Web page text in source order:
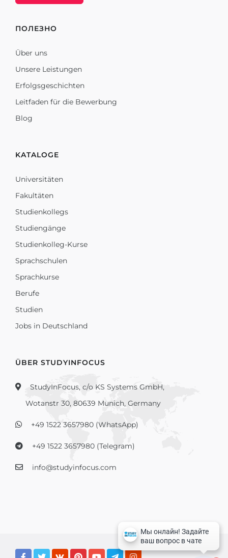
ПОЛЕЗНО
Über uns
Unsere Leistungen
Erfolgsgeschichten
Leitfaden für die Bewerbung
Blog
KATALOGE
Universitäten
Fakultäten
Studienkollegs
Studiengänge
Studienkolleg-Kurse
Sprachschulen
Sprachkurse
Berufe
Studien
Jobs in Deutschland
ÜBER STUDYINFOCUS
StudyInFocus, c/o KS Systems GmbH,
Wotanstr 30, 80639 Munich, Germany
+49 1522 3657980 (WhatsApp)
+49 1522 3657980 (Telegram)
info@studyinfocus.com